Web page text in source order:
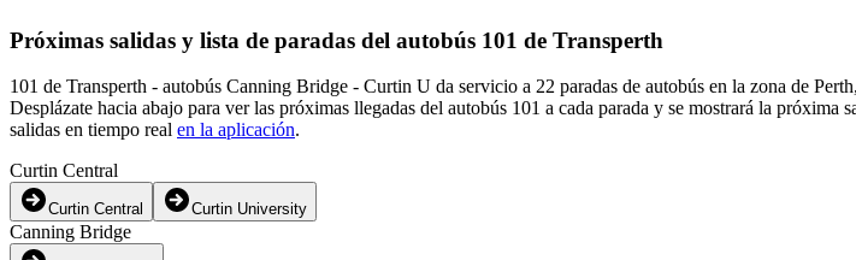
Próximas salidas y lista de paradas del autobús 101 de Transperth
101 de Transperth - autobús Canning Bridge - Curtin U da servicio a 22 paradas de autobús en la zona de
Desplázate hacia abajo para ver las próximas llegadas del autobús 101 a cada parada y se mostrará la
salidas en tiempo real en la aplicación.
Curtin Central
Curtin Central Curtin University
Canning Bridge